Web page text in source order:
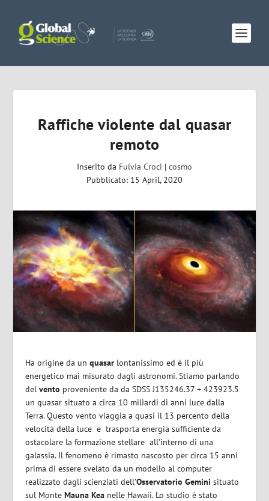
Raffiche violente dal quasar
remoto
Inserito da Fulvia Croci | cosmo
Pubblicato: 15 April, 2020
Ha origine da un quasar lontanissimo ed è il più
energetico mai misurato dagli astronomi. Stiamo parlando
del vento proveniente da da SDSS J135246.37 + 423923.5
un quasar situato a circa 10 miliardi di anni luce dalla
Terra. Questo vento viaggia a quasi il 13 percento della
velocità della luce e trasporta energia sufficiente da
ostacolare la formazione stellare all’interno di una
galassia. Il fenomeno è rimasto nascosto per circa 15 anni
prima di essere svelato da un modello al computer
realizzato dagli scienziati dell’Osservatorio Gemini situato
sul Monte Mauna Kea nelle Hawaii. Lo studio è stato